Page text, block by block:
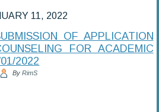
11, 2022
OF APPLICATION
FOR ACADEMIC
2022
By RimS